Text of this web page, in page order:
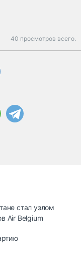
40 просмотров всего.
стал узлом
Air Belgium